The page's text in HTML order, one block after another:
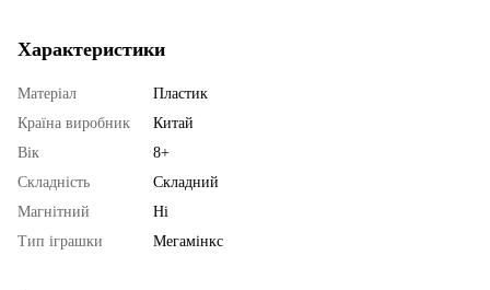
Характеристики
Матеріал
Пластик
Країна виробник
Китай
Вік
8+
Складність
Складний
Магнітний
Ні
Тип іграшки
Мегамінкс